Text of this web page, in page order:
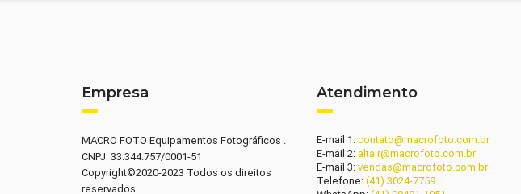
Empresa
MACRO FOTO Equipamentos Fotográficos .
CNPJ: 33.344.757/0001-51
Copyright©2020-2023 Todos os direitos
reservados
Atendimento
E-mail 1:contato@macrofoto.com.br
E-mail 2: altair@macrofoto.com.br
E-mail 3:vendas@macrofoto.com.br
Telefone:(41) 3024-7759